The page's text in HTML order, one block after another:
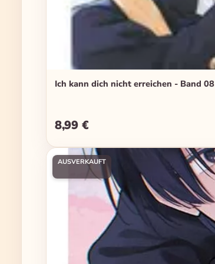
Ich kann dich nicht erreichen - Band 08
Regulärer Preis:
8,99 €
AUSVERKAUFT